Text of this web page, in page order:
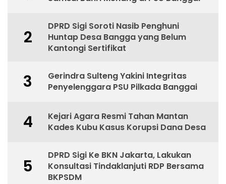
2
DPRD Sigi Soroti Nasib Penghuni
Huntap Desa Bangga yang Belum
Kantongi Sertifikat
3
Gerindra Sulteng Yakini Integritas
Penyelenggara PSU Pilkada Banggai
4
Kejari Agara Resmi Tahan Mantan
Kades Kubu Kasus Korupsi Dana Desa
5
DPRD Sigi Ke BKN Jakarta, Lakukan
Konsultasi Tindaklanjuti RDP Bersama
BKPSDM